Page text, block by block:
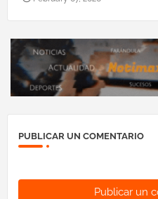
PUBLICAR UN COMENTARIO
Publicar un